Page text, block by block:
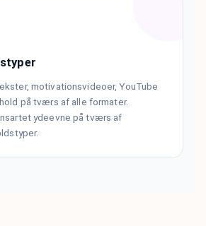
motivationsvideoer, YouTube
på tværs af alle formater.
ydeevne på tværs af